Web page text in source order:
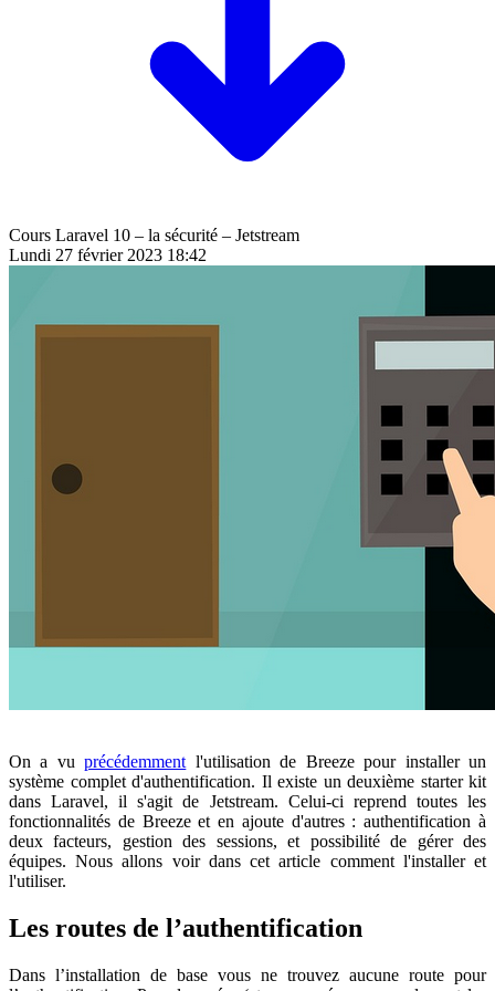
Cours Laravel 10 – la sécurité – Jetstream
Lundi 27 février 2023 18:42
On a vuprécédemmentl'utilisation de Breeze pour installer un
système complet d'authentification. Il existe un deuxième starter kit
dans Laravel, il s'agit de Jetstream. Celui-ci reprend toutes les
fonctionnalités de Breeze et en ajoute d'autres : authentification à
deux facteurs, gestion des sessions, et possibilité de gérer des
équipes. Nous allons voir dans cet article comment l'installer et
l'utiliser.
Les routes de l’authentification
Dans l’installation de base vous ne trouvez aucune route pour